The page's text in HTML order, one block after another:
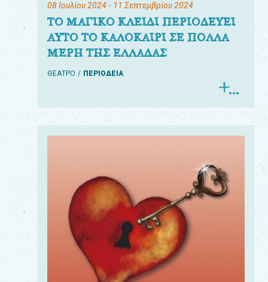
08 Ιουλίου 2024- 11 Σεπτεμβρίου 2024
ΤΟ ΜΑΓΙΚΟ ΚΛΕΙΔΙ ΠΕΡΙΟΔΕΥΕΙ
ΑΥΤΟ ΤΟ ΚΑΛΟΚΑΙΡΙ ΣΕ ΠΟΛΛΑ
ΜΕΡΗ ΤΗΣ ΕΛΛΑΔΑΣ
ΘΕΑΤΡΟ ΠΕΡΙΟΔΕΙΑ